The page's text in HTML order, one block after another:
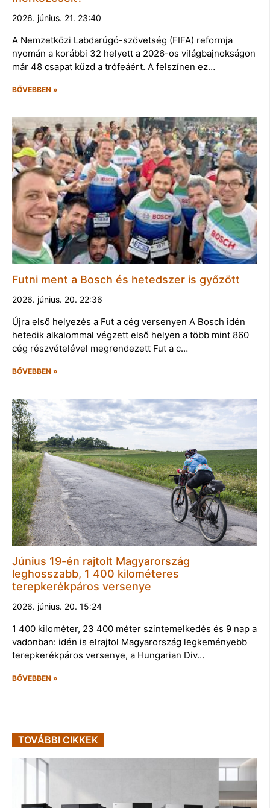
2026. június. 21. 23:40
A Nemzetközi Labdarúgó-szövetség (FIFA) reformja
nyomán a korábbi 32 helyett a 2026-os világbajnokságon
már 48 csapat küzd a trófeáért. A felszínen ez…
BŐVEBBEN »
Futni ment a Bosch és hetedszer is győzött
2026. június. 20. 22:36
Újra első helyezés a Fut a cég versenyen A Bosch idén
hetedik alkalommal végzett első helyen a több mint 860
cég részvételével megrendezett Fut a c…
BŐVEBBEN »
Június 19-én rajtolt Magyarország
leghosszabb, 1 400 kilométeres
terepkerékpáros versenye
2026. június. 20. 15:24
1 400 kilométer, 23 400 méter szintemelkedés és 9 nap a
vadonban: idén is elrajtol Magyarország legkeményebb
terepkerékpáros versenye, a Hungarian Div…
BŐVEBBEN »
TOVÁBBI CIKKEK